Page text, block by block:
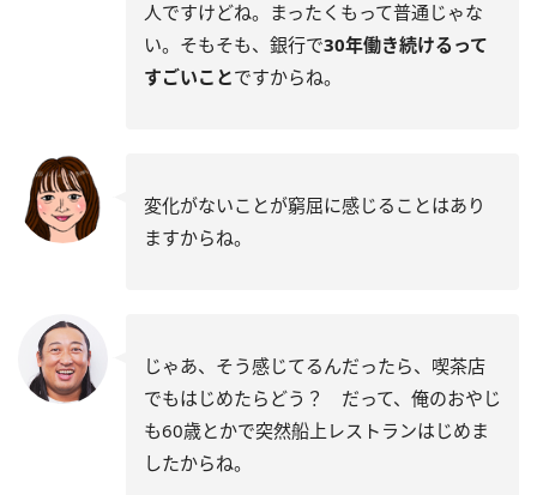
人ですけどね。まったくもって普通じゃな
い。そもそも、銀行で30年働き続けるって
すごいことですからね。
変化がないことが窮屈に感じることはあり
ますからね。
じゃあ、そう感じてるんだったら、喫茶店
でもはじめたらどう？ だって、俺のおやじ
も60歳とかで突然船上レストランはじめま
したからね。